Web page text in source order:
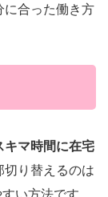
に合った働き方
キマ時間に在宅
り替えるのは